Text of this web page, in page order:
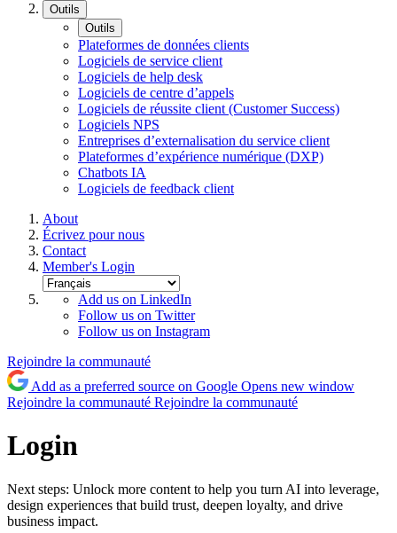
Outils
Outils
Plateformes de données clients
Logiciels de service client
Logiciels de help desk
Logiciels de centre d’appels
Logiciels de réussite client (Customer Success)
Logiciels NPS
Entreprises d’externalisation du service client
Plateformes d’expérience numérique (DXP)
Chatbots IA
Logiciels de feedback client
About
Écrivez pour nous
Contact
Member's Login
Add us on LinkedIn
Follow us on Twitter
Follow us on Instagram
Rejoindre la communauté
Add as a preferred source on Google Opens new window
Rejoindre la communauté Rejoindre la communauté
Login
Next steps: Unlock more content to help you turn AI into leverage,
design experiences that build trust, deepen loyalty, and drive
business impact.